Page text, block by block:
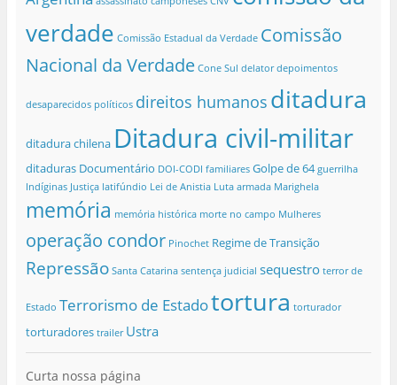
verdade Comissão Estadual da Verdade Comissão
Nacional da Verdade Cone Sul delator depoimentos
desaparecidos políticos direitos humanos ditadura
ditadura chilena Ditadura civil-militar
ditaduras Documentário DOI-CODI familiares Golpe de 64 guerrilha
Indíginas Justiça latifúndio Lei de Anistia Luta armada Marighela
memória memória histórica morte no campo Mulheres
operação condor Pinochet Regime de Transição
Repressão Santa Catarina sentença judicial sequestro terror de
Estado Terrorismo de Estadotortura torturador
torturadores trailer Ustra
Curta nossa página